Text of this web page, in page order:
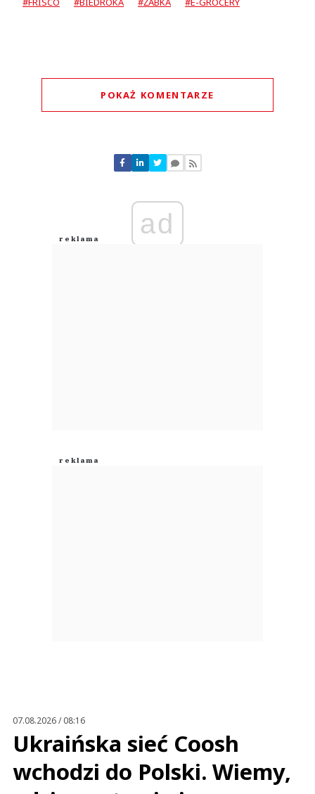
POKAŻ KOMENTARZE
Nie znaleziono komentarzy
Zostaw swoje komentarze
Anuluj
ad
07.08.2026 / 08:16
Ukraińska sieć Coosh
wchodzi do Polski. Wiemy,